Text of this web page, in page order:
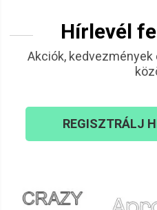
Hírlevél
Akciók,
REGISZTRÁLJ